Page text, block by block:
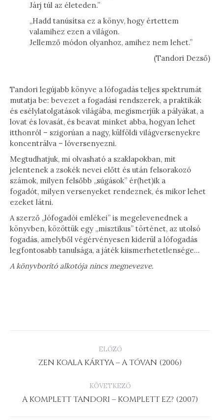
Járj túl az életeden.”
„Hadd tanúsítsa ez a könyv, hogy értettem
valamihez ezen a világon.
Jellemző módon olyanhoz, amihez nem lehet.”
(Tandori Dezső)
Tandori legújabb könyve a lófogadás teljes spektrumát
mutatja be: bevezet a fogadási rendszerek, a praktikák
és esélylatolgatások világába, megismerjük a pályákat, a
lovat és lovasát, és beavat minket abba, hogyan lehet
itthonról – szigorúan a nagy, külföldi világversenyekre
koncentrálva – lóversenyezni.
Megtudhatjuk, mi olvasható a szaklapokban, mit
jelentenek a zsokék nevei előtt és után felsorakozó
számok, milyen felsőbb „súgások” ér(het)ik a
fogadót, milyen versenyeket rendeznek, és mikor lehet
ezeket látni.
A szerző „lófogadói emlékei” is megelevenednek a
könyvben, közöttük egy „misztikus” történet, az utolsó
fogadás, amelyből végérvényesen kiderül a lófogadás
legfontosabb tanulsága, a játék kiismerhetetlensége…
A könyvborító alkotója nincs megnevezve.
PROJECT
NAVIGATION
ELŐZŐ
Previous
ZEN KOALA KÁRTYA – A TÓVAN (2006)
KÖVETKEZŐ
Next
A KOMPLETT TANDORI – KOMPLETT EZ? (2007)